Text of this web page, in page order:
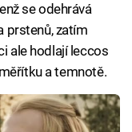
se odehrává
prstenů, zatím
ale hodlají leccos
a temnotě.